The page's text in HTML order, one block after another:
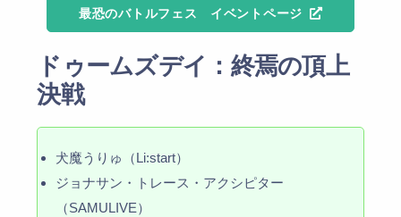
最恐のバトルフェス イベントページ
ドゥームズデイ：終焉の頂上
決戦
犬魔うりゅ（Li:start）
ジョナサン・トレース・アクシピター
（SAMULIVE）